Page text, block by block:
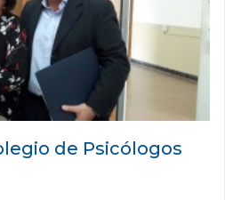
de Psicólogos